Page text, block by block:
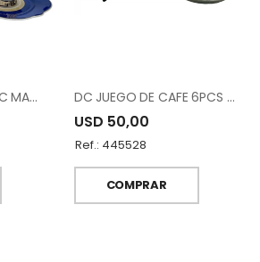
DC JOGO DE TEA NBC MA010012-DS22A030-S6 DC JUEGO DE CAFE 6PCS 12-007-SK6-11
USD 50,00
Ref.: 445528
COMPRAR